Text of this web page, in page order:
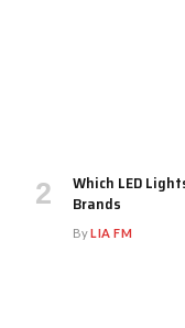
Which LED
Brands
ByLIA FM